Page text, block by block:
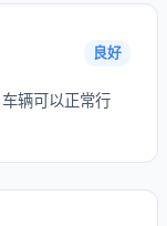
良好
辆可以正常行